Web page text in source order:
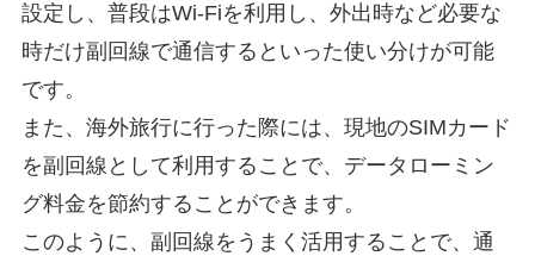
設定し、普段はWi-Fiを利用し、外出時など必要な
時だけ副回線で通信するといった使い分けが可能
です。
また、海外旅行に行った際には、現地のSIMカード
を副回線として利用することで、データローミン
グ料金を節約することができます。
このように、副回線をうまく活用することで、通